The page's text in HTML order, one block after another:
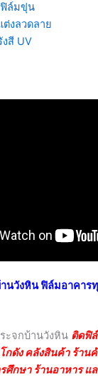
ล์มขุ่น
งลวดลาย
สี UV
นวังหิน ฟิล์มอาคาร
ะจกบ้านวังหิน ติดฟิ
กดัง คลังสินค้า ร้าน
ศึกษา ร้านอาหาร แ